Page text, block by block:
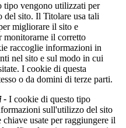
tipo vengono utilizzati per
sito. Il Titolare usa tali
migliorare il sito e
monitorarne il corretto
raccoglie informazioni in
nel sito e sul modo in cui
I cookie di questa
o da domini di terze parti.
- I cookie di questo tipo
sull'utilizzo del sito
usate per raggiungere il